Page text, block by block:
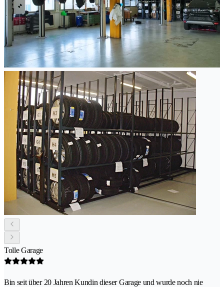
Tolle Garage
Bin seit über 20 Jahren Kundin dieser Garage und wurde noch nie